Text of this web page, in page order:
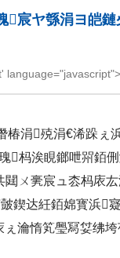
宸ヤ綔涓ヨ皑鏈
椿涓殑涓€浠跺ぇ
杩涘睍鎯呭喌銆
ㄨ亴宸ュ枩杩庡
鍥达紝銆婂寳浜
瀹惰笂璺冩姇绋